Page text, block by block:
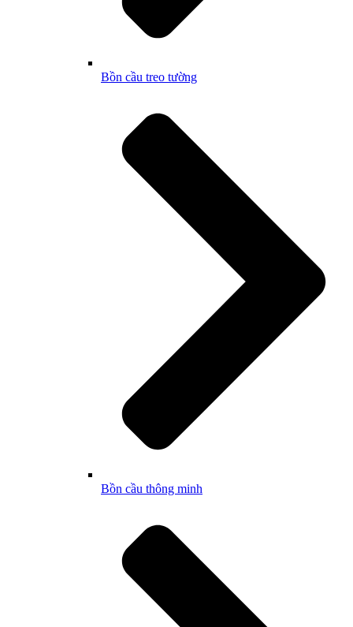
Bồn cầu treo tường
Bồn cầu thông minh